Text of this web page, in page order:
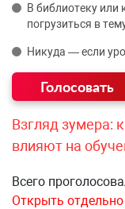
В библиотеку
погрузиться в
Никуда — если
Взгляд зумера:
влияют на
Всего
Открыть отдельно